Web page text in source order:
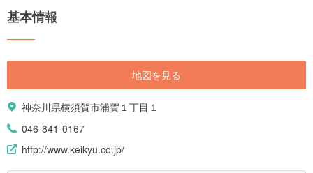
基本情報
地図を見る
神奈川県横須賀市浦賀１丁目１
046-841-0167
http://www.keikyu.co.jp/